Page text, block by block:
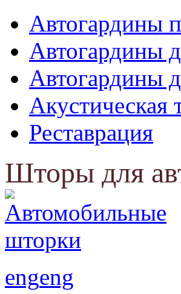
Автогардины
Автогардины
Автогардины
Акустическая
Реставрация
Шторы для
engeng